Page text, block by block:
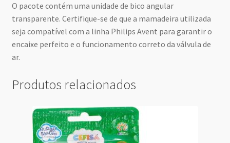
O pacote contém uma unidade de bico angular
transparente. Certifique-se de que a mamadeira utilizada
seja compatível com a linha Philips Avent para garantir o
encaixe perfeito e o funcionamento correto da válvula de
ar.
Produtos relacionados